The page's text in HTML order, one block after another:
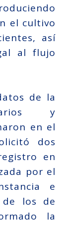
el cultivo
así
al flujo
de la
y
en el
dos
en
por el
e
de los de
la